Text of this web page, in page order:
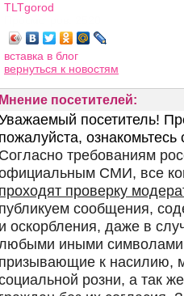
TLTgorod
вставка в блог
вернуться к новостям
Мнение посетителей: